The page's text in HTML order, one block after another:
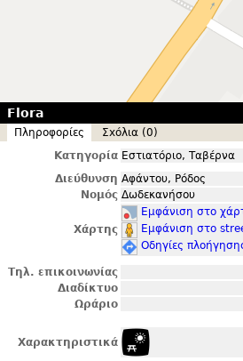
Flora
Πληροφορίες
Σxόλια (0)
Κατηγορία Εστιατόριο, Ταβέρνα
Διεύθυνση Αφάντου, Ρόδος
Νομός Δωδεκανήσου
Χάρτης
Εμφάνιση στο
Εμφάνιση στο
Οδηγίες
Τηλ. επικοινωνίας
Διαδίκτυο
Ωράριο
Χαρακτηριστικά